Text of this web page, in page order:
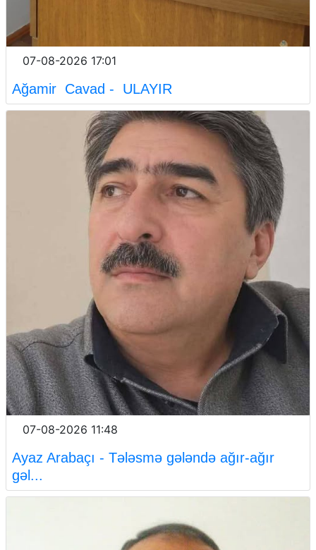
07-08-2026 17:01
Ağamir Cavad - ULAYIR
07-08-2026 11:48
Ayaz Arabaçı - Tələsmə gələndə ağır-ağır
gəl...